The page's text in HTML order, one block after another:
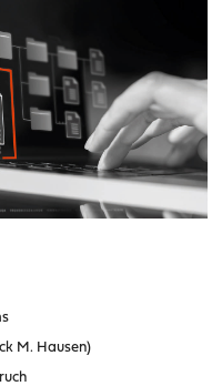
M. Hausen)